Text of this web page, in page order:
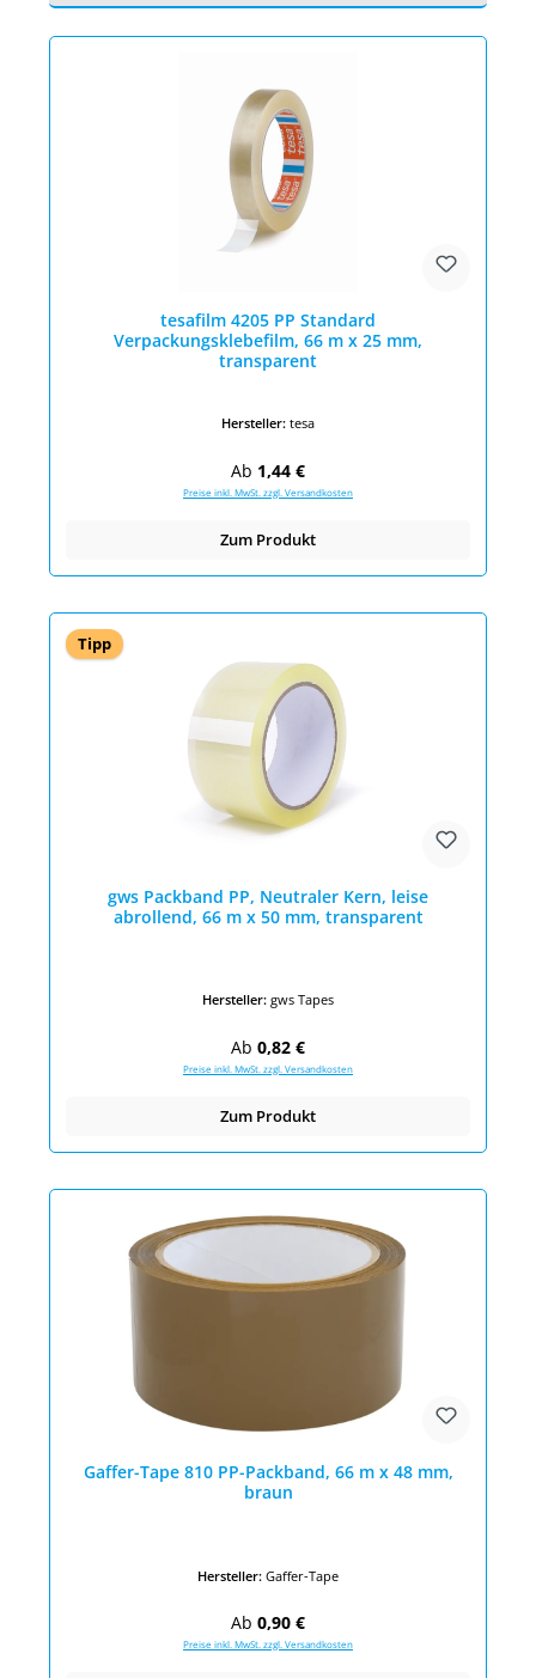
tesafilm 4205 PP Standard
Verpackungsklebefilm, 66 m x 25 mm,
transparent
Hersteller: tesa
Regulärer Preis:
Ab 1,44 €
Preise inkl. MwSt. zzgl. Versandkosten
Zum Produkt
Tipp
gws Packband PP, Neutraler Kern, leise
abrollend, 66 m x 50 mm, transparent
Hersteller: gws Tapes
Regulärer Preis:
Ab 0,82 €
Preise inkl. MwSt. zzgl. Versandkosten
Zum Produkt
Gaffer-Tape 810 PP-Packband, 66 m x 48 mm,
braun
Hersteller: Gaffer-Tape
Regulärer Preis:
Ab 0,90 €
Preise inkl. MwSt. zzgl. Versandkosten